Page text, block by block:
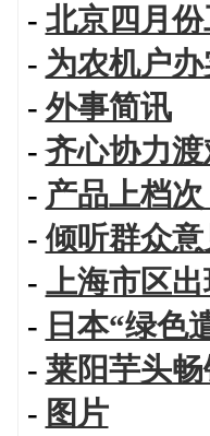
- 北京四月
- 为农机户
- 外事简讯
-齐心协力
- 产品上档
-倾听群众
- 上海市区
- 日本“绿色
- 莱阳芋头
- 图片